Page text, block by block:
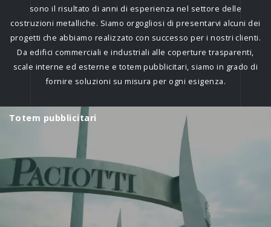
sono il risultato di anni di esperienza nel settore delle
costruzioni metalliche. Siamo orgogliosi di presentarvi alcuni dei
progetti che abbiamo realizzato con successo per i nostri clienti.
Da edifici commerciali e industriali alle coperture trasparenti,
scale interne ed esterne e totem pubblicitari, siamo in grado di
fornire soluzioni su misura per ogni esigenza.
Totem pubblicitari